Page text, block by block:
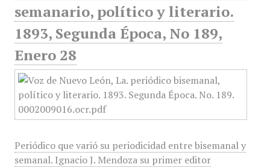
semanario, político y literario.
1893, Segunda Época, No 189,
Enero 28
Periódico que varió su periodicidad entre bisemanal y
semanal. Ignacio J. Mendoza su primer editor